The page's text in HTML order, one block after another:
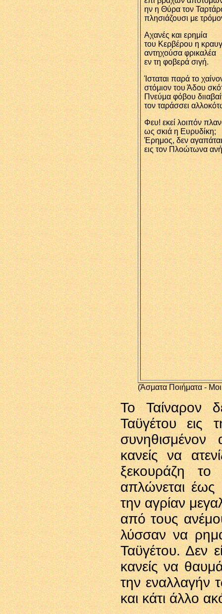
ην η Θύρα τον
πλησιάζουσι με
Αχανές και ερημία
του Κερβέρου η
αντηχούσα φρικαλέα
εν τη φοβερά σιγή.
Ίσταται παρά το
στόμιον του Άδου
Πνεύμα φόβου
τον ταράσσει
Φευ! εκεί λοιπόν
ως σκιά η Ευρυδίκη;
Έρημος, δεν
εις τον Πλοώτωνα
(Άσματα Ποιήματα -
Το Ταίναρον
Ταϋγέτου εις
κανείς να
ξεκουράζη
απλώνεται
την αγρίαν
από τους
λύσσαν να
Ταϋγέτου. Δεν
κανείς να
την εναλλαγήν
και κάτι άλλο